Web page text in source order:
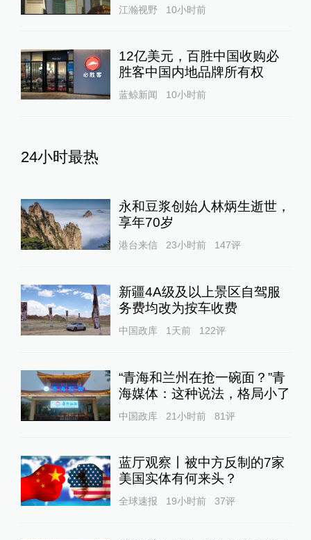
江瀚视野 10小时前
12亿美元，百胜中国收购必
胜客中国内地品牌所有权
蓝鲸新闻 10小时前
24小时最热
永和豆浆创始人林炳生逝世，
享年70岁
港台来信 23小时前 147评
新疆4A级及以上景区自驾服
务费均改为按车收费
中国政库 1天前 122评
“青海和兰州在抢一碗面？”青
海媒体：这种说法，格局小了
中国政库 21小时前 81评
蓝厅观察丨被中方反制的7家
美国实体有何来头？
全球速报 19小时前 37评